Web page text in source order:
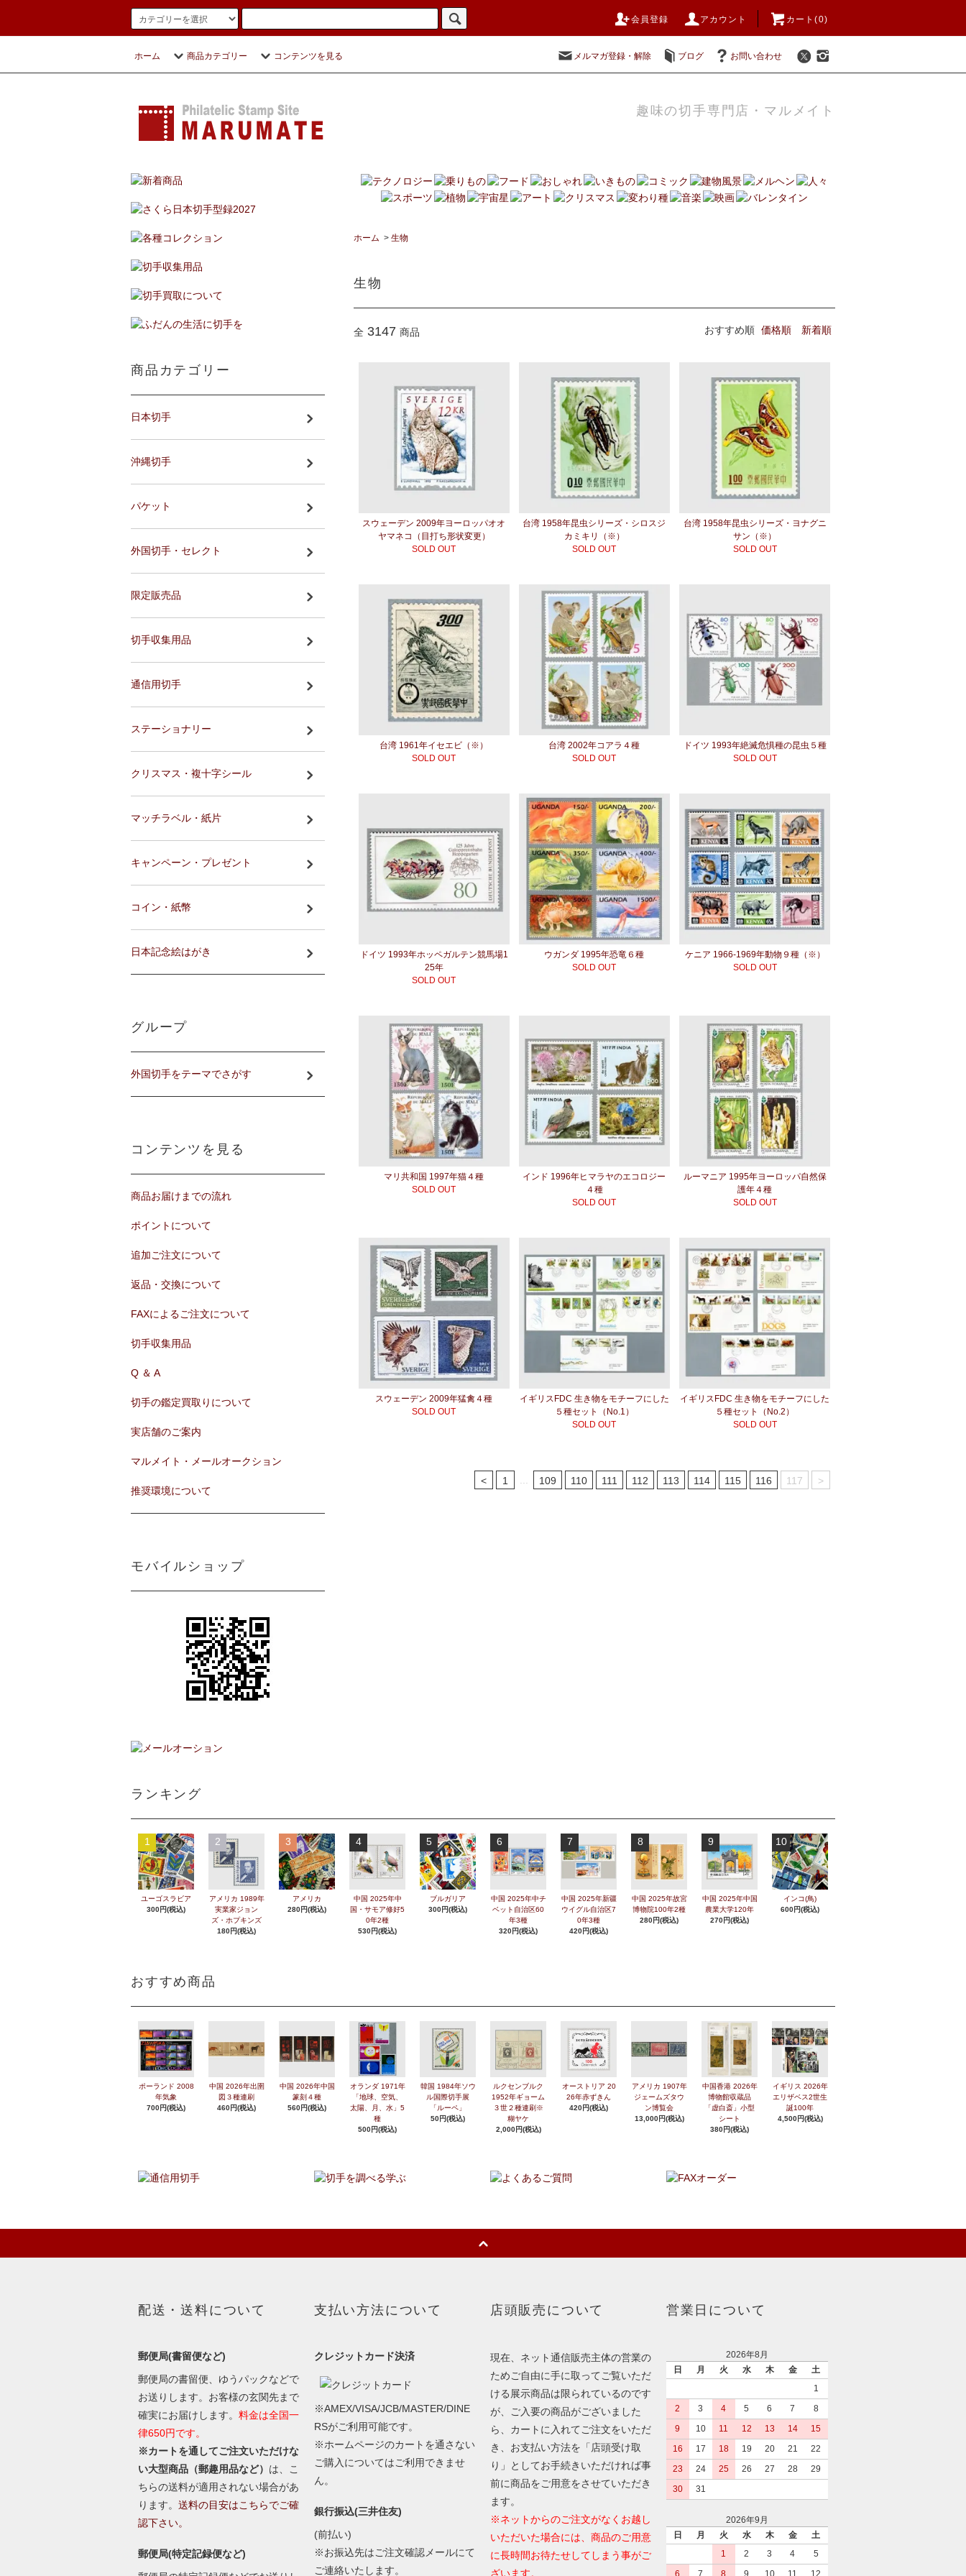
会員登録 アカウント カート(0)
ホーム 商品カテゴリー コンテンツを見る メルマガ登録・解除 ブログ お問い合わせ
趣味の切手専門店・マルメイト
ホーム > 生物
生物
全 3147 商品 おすすめ順 価格順 新着順
スウェーデン 2009年ヨーロッパオオ
ヤマネコ（目打ち形状変更）
SOLD OUT
台湾 1958年昆虫シリーズ・シロスジ
カミキリ（※）
SOLD OUT
台湾 1958年昆虫シリーズ・ヨナグニ
サン（※）
SOLD OUT
台湾 1961年イセエビ（※）
SOLD OUT
台湾 2002年コアラ４種
SOLD OUT
ドイツ 1993年絶滅危惧種の昆虫５種
SOLD OUT
ドイツ 1993年ホッペガルテン競馬場1
25年
SOLD OUT
ウガンダ 1995年恐竜６種
SOLD OUT
ケニア 1966-1969年動物９種（※）
SOLD OUT
マリ共和国 1997年猫４種
SOLD OUT
インド 1996年ヒマラヤのエコロジー
４種
SOLD OUT
ルーマニア 1995年ヨーロッパ自然保
護年４種
SOLD OUT
スウェーデン 2009年猛禽４種
SOLD OUT
イギリスFDC 生き物をモチーフにした
５種セット（No.1）
SOLD OUT
イギリスFDC 生き物をモチーフにした
５種セット（No.2）
SOLD OUT
< 1 109 110 111 112 113 114 115 116 117 >
商品カテゴリー
日本切手
沖縄切手
パケット
外国切手・セレクト
限定販売品
切手収集用品
通信用切手
ステーショナリー
クリスマス・複十字シール
マッチラベル・紙片
キャンペーン・プレゼント
コイン・紙幣
日本記念絵はがき
グループ
外国切手をテーマでさがす
コンテンツを見る
商品お届けまでの流れ
ポイントについて
追加ご注文について
返品・交換について
FAXによるご注文について
切手収集用品
Q ＆ A
切手の鑑定買取りについて
実店舗のご案内
マルメイト・メールオークション
推奨環境について
モバイルショップ
ランキング
1
ユーゴスラビア
300円(税込)
2
アメリカ 1989年
実業家ジョン
ズ・ホプキンズ
180円(税込)
3
アメリカ
280円(税込)
4
中国 2025年中
国・サモア修好5
0年2種
530円(税込)
5
ブルガリア
300円(税込)
6
中国 2025年中チ
ベット自治区60
年3種
320円(税込)
7
中国 2025年新疆
ウイグル自治区7
0年3種
420円(税込)
8
中国 2025年故宮
博物院100年2種
280円(税込)
9
中国 2025年中国
農業大学120年
270円(税込)
10
インコ(鳥)
600円(税込)
おすすめ商品
ポーランド 2008
年気象
700円(税込)
中国 2026年出圉
図３種連刷
460円(税込)
中国 2026年中国
篆刻４種
560円(税込)
オランダ 1971年
「地球、空気、
太陽、月、水」5
種
500円(税込)
韓国 1984年ソウ
ル国際切手展
「ルーペ」
50円(税込)
ルクセンブルク
1952年ギョーム
３世２種連刷※
糊ヤケ
2,000円(税込)
オーストリア 20
26年赤ずきん
420円(税込)
アメリカ 1907年
ジェームズタウ
ン博覧会
13,000円(税込)
中国香港 2026年
博物館収蔵品
「虚白斎」小型
シート
380円(税込)
イギリス 2026年
エリザベス2世生
誕100年
4,500円(税込)
配送・送料について
郵便局(書留便など)
郵便局の書留便、ゆうパックなどで
お送りします。お客様の玄関先まで
確実にお届けします。 料金は全国一
律650円です。
※カートを通してご注文いただけな
い大型商品（郵趣用品など） は、こ
ちらの送料が適用されない場合があ
ります。 送料の目安はこちらでご確
認下さい。
郵便局(特定記録便など)
支払い方法について
クレジットカード決済
※AMEX/VISA/JCB/MASTER/DINE
RSがご利用可能です。
※ホームページのカートを通さない
ご購入についてはご利用できませ
ん。
銀行振込(三井住友)
(前払い)
※お振込先はご注文確認メールにて
ご連絡いたします。
店頭販売について
現在、ネット通信販売主体の営業の
ためご自由に手に取ってご覧いただ
ける展示商品は限られているのです
が、ご入要の商品がございました
ら、カートに入れてご注文をいただ
き、お支払い方法を「店頭受け取
り」としてお手続きいただければ事
前に商品をご用意をさせていただき
ます。
※ネットからのご注文がなくお越し
いただいた場合には、商品のご用意
に長時間お待たせしてしまう事がご
ざいます。
営業日について
2026年8月
日
月 火 水 木 金
土
1
2
3 4 5 6 7
8
9
10 11 12 13 14
15
16
17 18 19 20 21
22
23
24 25 26 27 28
29
30
31
2026年9月
日
月 火 水 木 金
土
1
2 3 4
5
6
7 8 9 10 11 12